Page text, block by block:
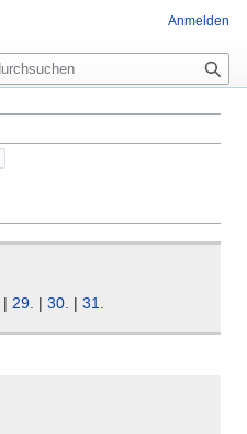
| 29. | 30. | 31.
Anmelden